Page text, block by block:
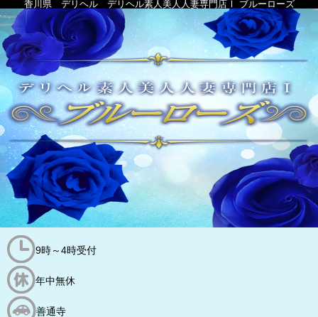
香川県 デリヘル デリヘル素人美人人妻専門店Ⅰ ブルーローズ
9時～4時受付
年中無休
善通寺